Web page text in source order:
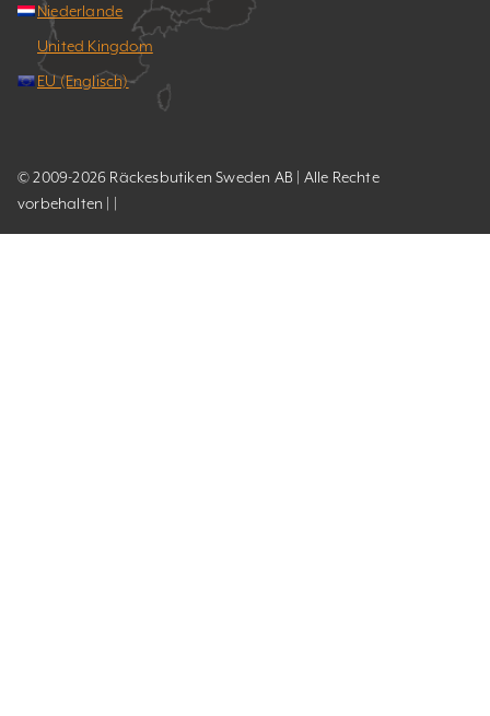
Niederlande
United Kingdom
EU (Englisch)
© 2009-2026 Räckesbutiken Sweden AB | Alle Rechte
vorbehalten | |